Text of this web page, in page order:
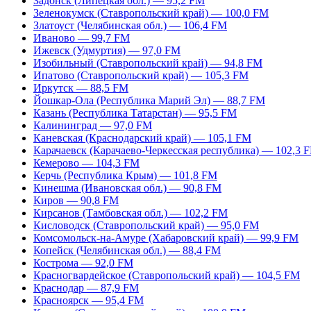
Зеленокумск (Ставропольский край) — 100,0 FM
Златоуст (Челябинская обл.) — 106,4 FM
Иваново — 99,7 FM
Ижевск (Удмуртия) — 97,0 FM
Изобильный (Ставропольский край) — 94,8 FM
Ипатово (Ставропольский край) — 105,3 FM
Иркутск — 88,5 FM
Йошкар-Ола (Республика Марий Эл) — 88,7 FM
Казань (Республика Татарстан) — 95,5 FM
Калининград — 97,0 FM
Каневская (Краснодарский край) — 105,1 FM
Карачаевск (Карачаево-Черкесская республика) — 102,3
Кемерово — 104,3 FM
Керчь (Республика Крым) — 101,8 FM
Кинешма (Ивановская обл.) — 90,8 FM
Киров — 90,8 FM
Кирсанов (Тамбовская обл.) — 102,2 FM
Кисловодск (Ставропольский край) — 95,0 FM
Комсомольск-на-Амуре (Хабаровский край) — 99,9 FM
Копейск (Челябинская обл.) — 88,4 FM
Кострома — 92,0 FM
Красногвардейское (Ставропольский край) — 104,5 FM
Краснодар — 87,9 FM
Красноярск — 95,4 FM